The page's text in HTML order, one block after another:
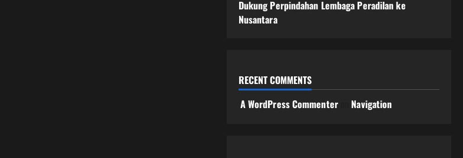
Dukung Perpindahan Lembaga Peradilan ke
Nusantara
RECENT COMMENTS
A WordPress Commenteron Navigation